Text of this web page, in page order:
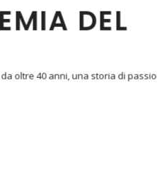
DEL
oltre 40 anni, una storia di